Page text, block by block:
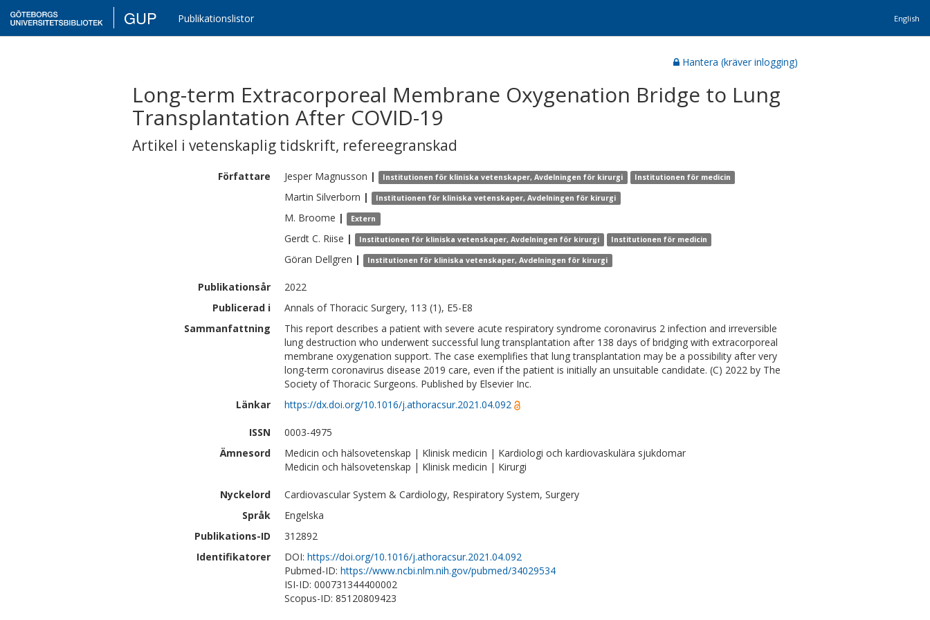
GUP Publikationslistor English
Hantera (kräver inlogging)
Long-term Extracorporeal Membrane Oxygenation Bridge to Lung
Transplantation After COVID-19
Artikel i vetenskaplig tidskrift, refereegranskad
Författare Jesper Magnusson | Institutionen för kliniska vetenskaper, Avdelningen för kirurgi Institutionen för medicin
Martin Silverborn | Institutionen för kliniska vetenskaper, Avdelningen för kirurgi
M. Broome | Extern
Gerdt C. Riise | Institutionen för kliniska vetenskaper, Avdelningen för kirurgi Institutionen för medicin
Göran Dellgren | Institutionen för kliniska vetenskaper, Avdelningen för kirurgi
Publikationsår
2022
Publicerad i
Annals of Thoracic Surgery, 113 (1), E5-E8
Sammanfattning
This report describes a patient with severe acute respiratory syndrome coronavirus 2 infection and irreversible
lung destruction who underwent successful lung transplantation after 138 days of bridging with extracorporeal
membrane oxygenation support. The case exemplifies that lung transplantation may be a possibility after very
long-term coronavirus disease 2019 care, even if the patient is initially an unsuitable candidate. (C) 2022 by The
Society of Thoracic Surgeons. Published by Elsevier Inc.
Länkar
https://dx.doi.org/10.1016/j.athoracsur.2021.04.092
ISSN
0003-4975
Ämnesord
Medicin och hälsovetenskap | Klinisk medicin | Kardiologi och kardiovaskulära sjukdomar
Medicin och hälsovetenskap | Klinisk medicin | Kirurgi
Nyckelord
Cardiovascular System & Cardiology, Respiratory System, Surgery
Språk
Engelska
Publikations-ID
312892
Identifikatorer
DOI: https://doi.org/10.1016/j.athoracsur.2021.04.092
Pubmed-ID: https://www.ncbi.nlm.nih.gov/pubmed/34029534
ISI-ID: 000731344400002
Scopus-ID: 85120809423